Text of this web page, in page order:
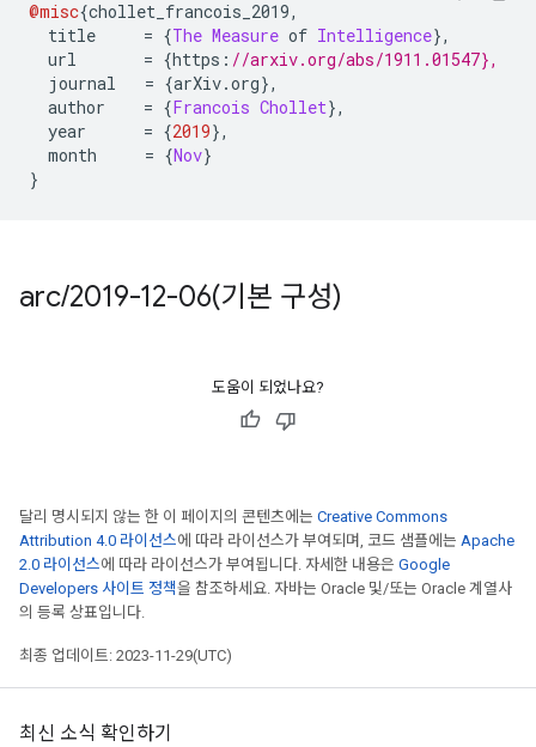
@misc{chollet_francois_2019,
title = {The Measure of Intelligence},
url = {https : //arxiv.org/abs/1911.01547},
journal = {arXiv.org},
author = {Francois Chollet},
year = {2019},
month = {Nov}
}
arc/2019-12-06(기본 구성)
도움이 되었나요?
달리 명시되지 않는 한 이 페이지의 콘텐츠에는 Creative Commons
Attribution 4.0 라이선스에 따라 라이선스가 부여되며, 코드 샘플에는 Apache
2.0 라이선스에 따라 라이선스가 부여됩니다. 자세한 내용은 Google
Developers 사이트 정책을 참조하세요. 자바는 Oracle 및/또는 Oracle 계열사
의 등록 상표입니다.
최종 업데이트: 2023-11-29(UTC)
최신 소식 확인하기